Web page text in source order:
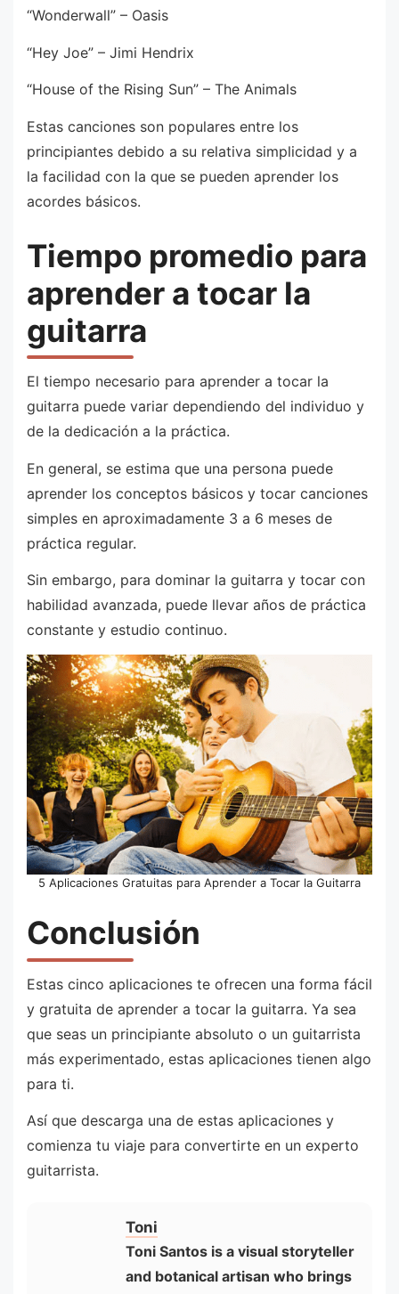
“Wonderwall” – Oasis
“Hey Joe” – Jimi Hendrix
“House of the Rising Sun” – The Animals
Estas canciones son populares entre los
principiantes debido a su relativa simplicidad y a
la facilidad con la que se pueden aprender los
acordes básicos.
Tiempo promedio para
aprender a tocar la
guitarra
El tiempo necesario para aprender a tocar la
guitarra puede variar dependiendo del individuo y
de la dedicación a la práctica.
En general, se estima que una persona puede
aprender los conceptos básicos y tocar canciones
simples en aproximadamente 3 a 6 meses de
práctica regular.
Sin embargo, para dominar la guitarra y tocar con
habilidad avanzada, puede llevar años de práctica
constante y estudio continuo.
5 Aplicaciones Gratuitas para Aprender a Tocar la Guitarra
Conclusión
Estas cinco aplicaciones te ofrecen una forma fácil
y gratuita de aprender a tocar la guitarra. Ya sea
que seas un principiante absoluto o un guitarrista
más experimentado, estas aplicaciones tienen algo
para ti.
Así que descarga una de estas aplicaciones y
comienza tu viaje para convertirte en un experto
guitarrista.
Toni
Toni Santos is a visual storyteller
and botanical artisan who brings